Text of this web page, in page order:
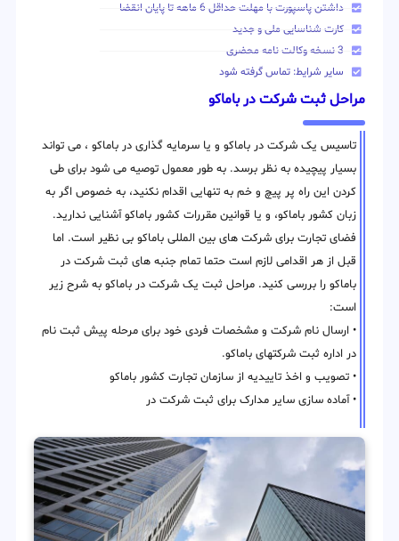
داشتن پاسپورت با مهلت حداقل 6 ماهه تا پایان انقضا
کارت شناسایی ملی و جدید
3 نسخه وکالت نامه محضری
سایر شرایط: تماس گرفته شود
مراحل ثبت شرکت در باماکو
تاسیس یک شرکت در باماکو و یا سرمایه گذاری در باماکو ، می تواند
بسیار پیچیده به نظر برسد. به طور معمول توصیه می شود برای طی
کردن این راه پر پیچ و خم به تنهایی اقدام نکنید، به خصوص اگر به
زبان کشور باماکو، و یا قوانین مقررات کشور باماکو آشنایی ندارید.
فضای تجارت برای شرکت های بین المللی باماکو بی نظیر است. اما
قبل از هر اقدامی لازم است حتما تمام جنبه های ثبت شرکت در
باماکو را بررسی کنید. مراحل ثبت یک شرکت در باماکو به شرح زیر
است:
• ارسال نام شرکت و مشخصات فردی خود برای مرحله پیش ثبت نام
در اداره ثبت شرکتهای باماکو.
• تصویب و اخذ تاییدیه از سازمان تجارت کشور باماکو
• آماده سازی سایر مدارک برای ثبت شرکت در